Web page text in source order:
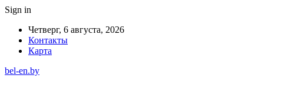
Sign in
Четверг, 6 августа, 2026
Контакты
Карта
bel-en.by